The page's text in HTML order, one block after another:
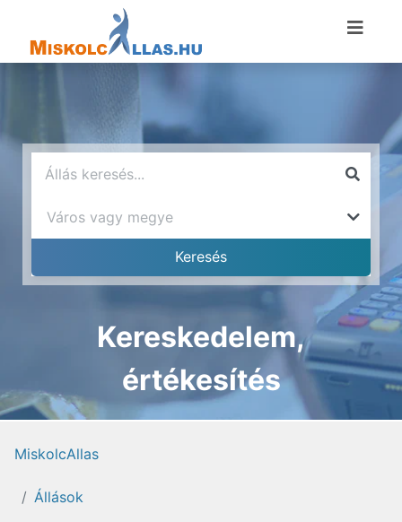
Kereskedelem,
értékesítés
MiskolcAllas
Állások